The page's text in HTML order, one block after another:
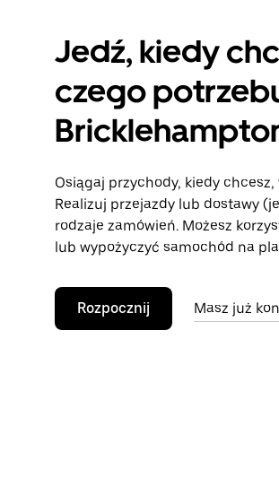
Jedź, kiedy
czego
Osiągaj przychody, kiedy
Realizuj przejazdy lub dostawy
rodzaje zamówień. Możesz
lub wypożyczyć samochód na
Rozpocznij Masz już